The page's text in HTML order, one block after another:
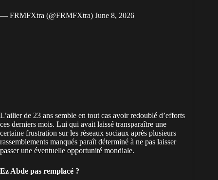
— FRMFXtra (@FRMFXtra) June 8, 2026
L’ailier de 23 ans semble en tout cas avoir redoublé d’efforts
ces derniers mois. Lui qui avait laissé transparaître une
certaine frustration sur les réseaux sociaux après plusieurs
rassemblements manqués paraît déterminé à ne pas laisser
passer une éventuelle opportunité mondiale.
Ez Abde pas remplacé ?